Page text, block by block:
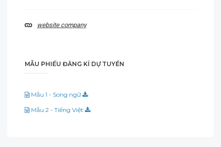
website company
MẪU PHIẾU ĐĂNG KÍ DỰ TUYỂN
Mẫu 1 - Song ngữ
Mẫu 2 - Tiếng Việt